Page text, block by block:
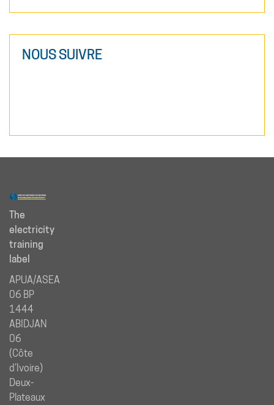
NOUS SUIVRE
The
electricity
training
label
APUA/ASEA
06 BP
1444
ABIDJAN
06
(Côte
d’Ivoire)
Deux-
Plateaux